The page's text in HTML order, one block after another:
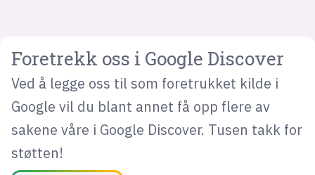
Foretrekk oss i Google Discover
Ved å legge oss til som foretrukket kilde i
Google vil du blant annet få opp flere av
sakene våre i Google Discover. Tusen takk for
støtten!